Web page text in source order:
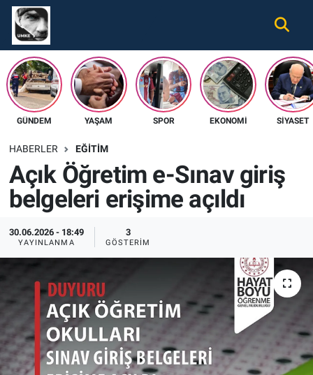
GÜNDEM YAŞAM SPOR EKONOMI SIYASET
HABERLER EĞITIM
Açık Öğretim e-Sınav giriş
belgeleri erişime açıldı
30.06.2026 - 18:49
YAYINLANMA
3
GÖSTERIM
Gündem
Ekonomi
Spor
Magazin
Tüm Haberler
İletişim
Künye
Nöbetçi Eczaneler
Hava Durumu
Namaz Vakitleri
Trafik Durumu
Süper Lig Puan Durumu ve Fikstür
Tüm Manşetler
Son Dakika Haberleri
Haber Arşivi